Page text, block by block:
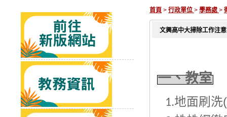
首頁 > 行政單位 > 學務處 >
文興高中大掃除工作注
一、教室
1.地面刷洗(